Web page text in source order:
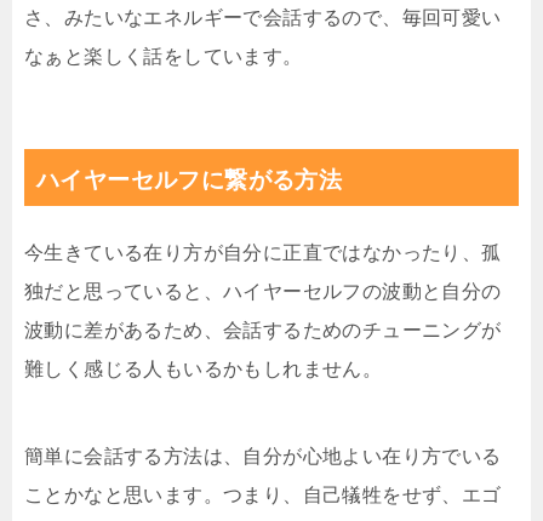
さ、みたいなエネルギーで会話するので、毎回可愛い
なぁと楽しく話をしています。
ハイヤーセルフに繋がる方法
今生きている在り方が自分に正直ではなかったり、孤
独だと思っていると、ハイヤーセルフの波動と自分の
波動に差があるため、会話するためのチューニングが
難しく感じる人もいるかもしれません。
簡単に会話する方法は、自分が心地よい在り方でいる
ことかなと思います。つまり、自己犠牲をせず、エゴ